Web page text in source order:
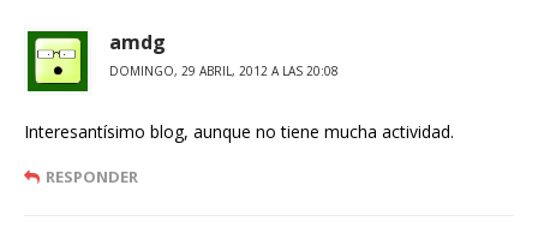
amdg
DOMINGO, 29 ABRIL, 2012 A LAS 20:08
Interesantísimo blog, aunque no tiene mucha actividad.
RESPONDER